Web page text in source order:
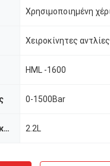
Χρησιμοποιημένη
Χειροκίνητες
HML -1600
0-1500Bar
Ικανότητα δεξαμενών καυσίμων 2.2L